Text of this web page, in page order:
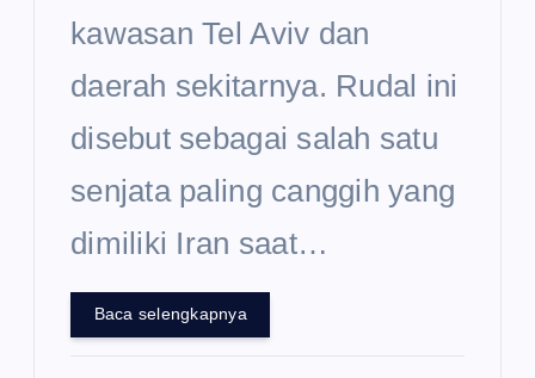
kawasan Tel Aviv dan
daerah sekitarnya. Rudal ini
disebut sebagai salah satu
senjata paling canggih yang
dimiliki Iran saat…
Baca selengkapnya